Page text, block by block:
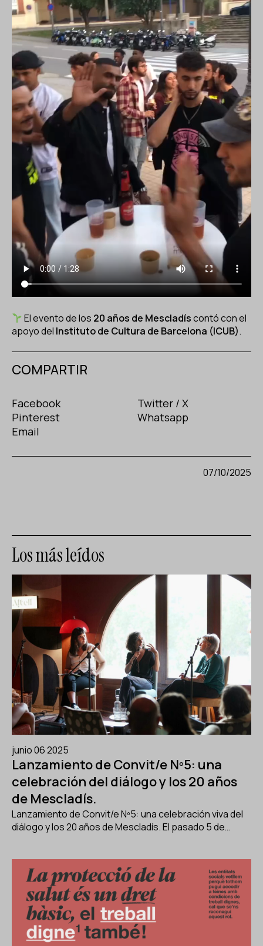
El evento de los 20 años de Mescladíscontó con el
apoyo del Instituto de Cultura de Barcelona (ICUB).
COMPARTIR
Facebook
Twitter / X
Pinterest
Whatsapp
Email
07/10/2025
Los más leídos
junio 06 2025
Lanzamiento de Convit/e Nº5: una
celebración del diálogo y los 20 años
de Mescladís.
Lanzamiento de Convit/e Nº5: una celebración viva del
diálogo y los 20 años de Mescladís. El pasado 5 de…